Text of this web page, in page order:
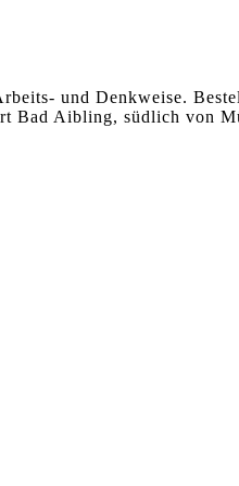
und Denkweise.
Bad Aibling, südlich von